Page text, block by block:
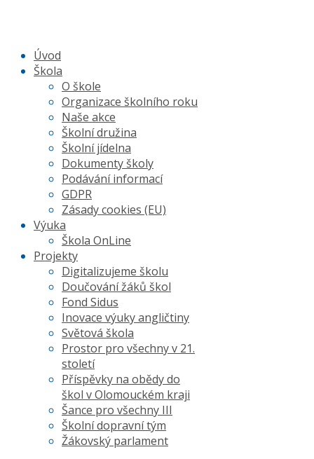
Úvod
Škola
O škole
Organizace školního roku
Naše akce
Školní družina
Školní jídelna
Dokumenty školy
Podávání informací
GDPR
Zásady cookies (EU)
Výuka
Škola OnLine
Projekty
Digitalizujeme školu
Doučování žáků škol
Fond Sidus
Inovace výuky angličtiny
Světová škola
Prostor pro všechny v 21.
století
Příspěvky na obědy do
škol v Olomouckém kraji
Šance pro všechny III
Školní dopravní tým
Žákovský parlament